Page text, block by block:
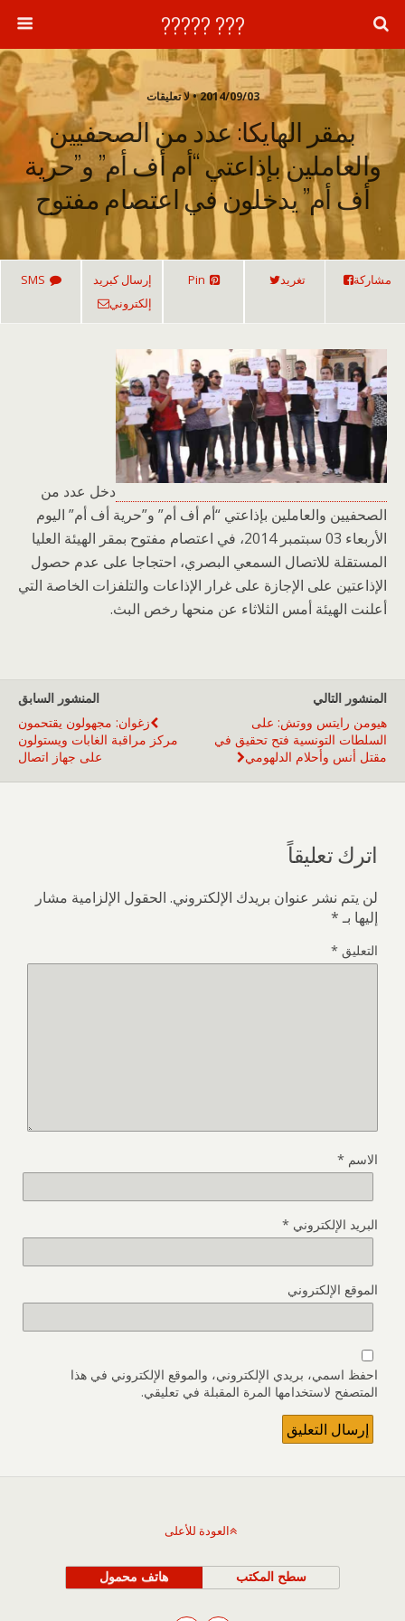
??? ?????
2014/09/03 • لا تعليقات
بمقر الهايكا: عدد من الصحفيين
والعاملين بإذاعتي “أم أف أم” و”حرية
أف أم” يدخلون في اعتصام مفتوح
مشاركة تغريد Pin
إرسال كبريد
إلكتروني
SMS
دخل عدد من
الصحفيين والعاملين بإذاعتي “أم أف أم” و”حرية أف أم” اليوم
الأربعاء 03 سبتمبر 2014، في اعتصام مفتوح بمقر الهيئة العليا
المستقلة للاتصال السمعي البصري، احتجاجا على عدم حصول
الإذاعتين على الإجازة على غرار الإذاعات والتلفزات الخاصة التي
أعلنت الهيئة أمس الثلاثاء عن منحها رخص البث.
المنشور السابق
زغوان: مجهولون يقتحمون
مركز مراقبة الغابات ويستولون
على جهاز اتصال
المنشور التالي
هيومن رايتس ووتش: على
السلطات التونسية فتح تحقيق في
مقتل أنس وأحلام الدلهومي
اترك تعليقاً
لن يتم نشر عنوان بريدك الإلكتروني. الحقول الإلزامية مشار
إليها بـ*
التعليق *
الاسم *
البريد الإلكتروني *
الموقع الإلكتروني
احفظ اسمي، بريدي الإلكتروني، والموقع الإلكتروني في هذا
المتصفح لاستخدامها المرة المقبلة في تعليقي.
العودة للأعلى
هاتف محمول سطح المكتب